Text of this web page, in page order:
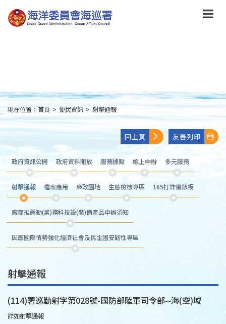
到
主
:::
現在位置： 首頁 > 便民資訊 > 射擊通報
回上頁 友善列印
政府資訊公開 政府資料開放 服務據點 線上申辦 多元服務
射擊通報 檔案應用 廉政園地 生態檢核專區 165打詐儀錶板
廠商推薦勤(業)務科技設(裝)備產品申辦須知
因應國際情勢強化經濟社會及民生國安韌性專區
射擊通報
(114)署巡勤射字第028號-國防部陸軍司令部--海(空)域
詳如射擊通報